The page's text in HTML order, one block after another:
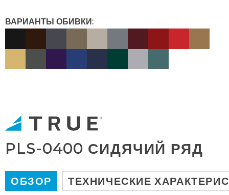
ВАРИАНТЫ ОБИВКИ:
PLS-0400 СИДЯЧИЙ РЯД
ОБЗОР ТЕХНИЧЕСКИЕ